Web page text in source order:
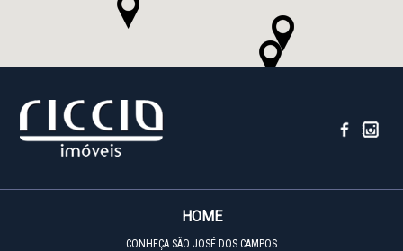
HOME
CONHEÇA SÃO JOSÉ DOS CAMPOS